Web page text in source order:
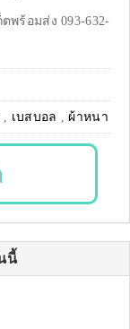
พร้อมส่ง 093-632-
, เบสบอล , ผ้าหนา
นี้